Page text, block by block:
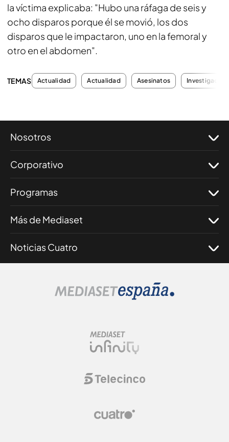
la víctima explicaba: "Hubo una ráfaga de seis y
ocho disparos porque él se movió, los dos
disparos que le impactaron, uno en la femoral y
otro en el abdomen".
TEMAS Actualidad Actualidad Asesinatos
Nosotros
Corporativo
Programas
Más de Mediaset
Noticias Cuatro